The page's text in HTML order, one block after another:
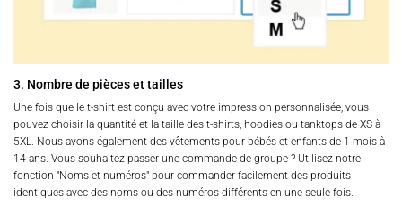
3. Nombre de pièces et tailles
Une fois que le t-shirt est conçu avec votre impression personnalisée, vous
pouvez choisir la quantité et la taille des t-shirts, hoodies ou tanktops de XS à
5XL. Nous avons également des vêtements pour bébés et enfants de 1 mois à
14 ans. Vous souhaitez passer une commande de groupe ? Utilisez notre
fonction "Noms et numéros" pour commander facilement des produits
identiques avec des noms ou des numéros différents en une seule fois.